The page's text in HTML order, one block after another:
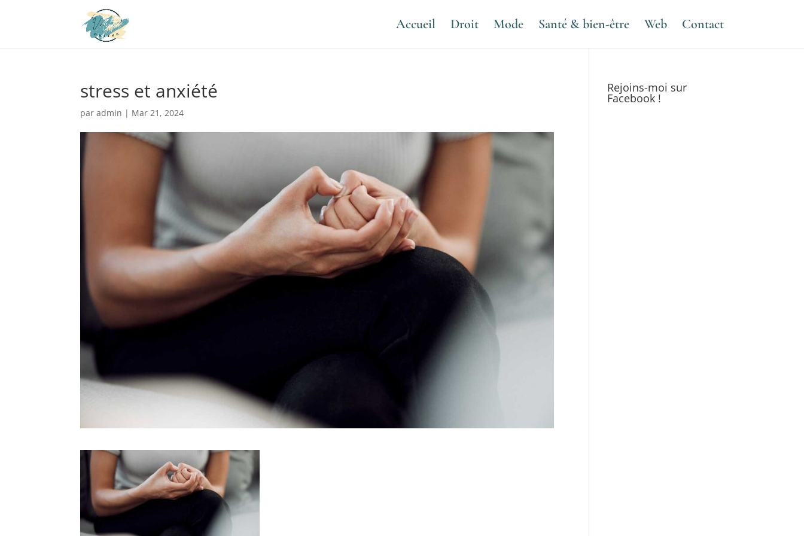
Accueil Droit Mode Santé & bien-être Web Contact
stress et anxiété
paradmin | Mar 21, 2024
Rejoins-moi sur
Facebook !